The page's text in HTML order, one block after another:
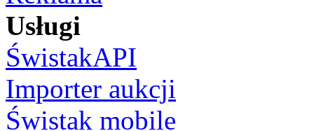
Usługi
ŚwistakAPI
Importer aukcji
Świstak mobile